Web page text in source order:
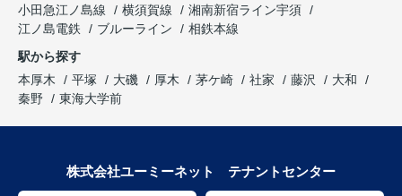
小田急江ノ島線
横須賀線
湘南新宿ライン宇須
江ノ島電鉄
ブルーライン
相鉄本線
駅から探す
本厚木
平塚 大磯 厚木 茅ケ崎 社家 藤沢
大和
秦野
東海大学前
株式会社ユーミーネット テナントセンター